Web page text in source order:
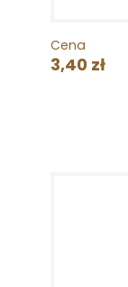
Cena
3,40 zł